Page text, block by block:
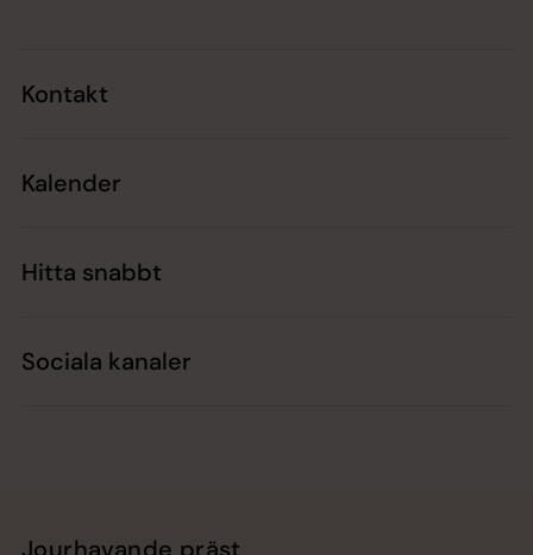
Kontakt
Kalender
Hitta snabbt
Sociala kanaler